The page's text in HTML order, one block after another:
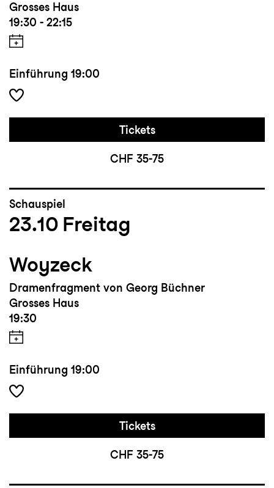
Grosses Haus
19:30 - 22:15
Einführung 19:00
Tickets
CHF 35-75
Schauspiel
23.10 Freitag
Woyzeck
Dramenfragment von Georg Büchner
Grosses Haus
19:30
Einführung 19:00
Tickets
CHF 35-75